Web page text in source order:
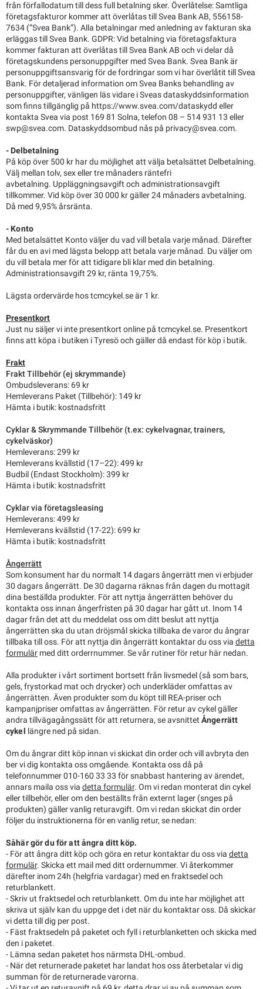
från förfallodatum till dess full betalning sker. Överlåtelse: Samtliga
företagsfakturor kommer att överlåtas till Svea Bank AB, 556158-
7634 (”Svea Bank”). Alla betalningar med anledning av fakturan ska
erläggas till Svea Bank. GDPR: Vid betalning via företagsfaktura
kommer fakturan att överlåtas till Svea Bank AB och vi delar då
företagskundens personuppgifter med Svea Bank. Svea Bank är
personuppgiftsansvarig för de fordringar som vi har överlåtit till Svea
Bank. För detaljerad information om Svea Banks behandling av
personuppgifter, vänligen läs vidare i Sveas dataskyddsinformation
som finns tillgänglig på https://www.svea.com/dataskydd eller
kontakta Svea via post 169 81 Solna, telefon 08 – 514 931 13 eller
swp@svea.com. Dataskyddsombud nås på privacy@svea.com.
- Delbetalning
På köp över 500 kr har du möjlighet att välja betalsättet Delbetalning.
Välj mellan tolv, sex eller tre månaders räntefri
avbetalning. Uppläggningsavgift och administrationsavgift
tillkommer. Vid köp över 30 000 kr gäller 24 månaders avbetalning.
Då med 9,95% årsränta.
- Konto
Med betalsättet Konto väljer du vad vill betala varje månad. Därefter
får du en avi med lägsta belopp att betala varje månad. Du väljer om
du vill betala mer för att tidigare bli klar med din betalning.
Administrationsavgift 29 kr, ränta 19,75%.
Lägsta ordervärde hos tcmcykel.se är 1 kr.
Presentkort
Just nu säljer vi inte presentkort online på tcmcykel.se. Presentkort
finns att köpa i butiken i Tyresö och gäller då endast för köp i butik.
Frakt
Frakt Tillbehör (ej skrymmande)
Ombudsleverans: 69 kr
Hemleverans Paket (Tillbehör): 149 kr
Hämta i butik: kostnadsfritt
Cyklar & Skrymmande Tillbehör (t.ex: cykelvagnar, trainers,
cykelväskor)
Hemleverans: 299 kr
Hemleverans kvällstid (17–22): 499 kr
Budbil (Endast Stockholm): 399 kr
Hämta i butik: kostnadsfritt
Cyklar via företagsleasing
Hemleverans: 499 kr
Hemleverans kvällstid (17-22): 699 kr
Hämta i butik: kostnadsfritt
Ångerrätt
Som konsument har du normalt 14 dagars ångerrätt men vi erbjuder
30 dagars ångerrätt. De 30 dagarna räknas från dagen du mottagit
dina beställda produkter. För att nyttja ångerrätten behöver du
kontakta oss innan ångerfristen på 30 dagar har gått ut. Inom 14
dagar från det att du meddelat oss om ditt beslut att nyttja
ångerrätten ska du utan dröjsmål skicka tillbaka de varor du ångrar
tillbaka till oss. För att nyttja din ångerrätt kontaktar du oss via detta
formulär med ditt orderrnummer. Se vår rutiner för retur här nedan.
Alla produkter i vårt sortiment bortsett från livsmedel (så som bars,
gels, frystorkad mat och drycker) och underkläder omfattas av
ångerrätten. Även produkter som du köpt till REA-priser och
kampanjpriser omfattas av ångerrätten. För retur av cykel gäller
andra tillvägagångssätt för att returnera, se avsnittet Ångerrätt
cykel längre ned på sidan.
Om du ångrar ditt köp innan vi skickat din order och vill avbryta den
ber vi dig kontakta oss omgående. Kontakta oss då på
telefonnummer 010-160 33 33 för snabbast hantering av ärendet,
annars maila oss via detta formulär. Om vi redan monterat din cykel
eller tillbehör, eller om den beställts från externt lager (snges på
produkten) gäller vanlig returavgift. Om vi redan skickat din order
följer du instruktionerna för en vanlig retur, se nedan:
Såhär gör du för att ångra ditt köp.
- För att ångra ditt köp och göra en retur kontaktar du oss via detta
formulär. Skicka ett mail med ditt ordernummer. Vi återkommer
därefter inom 24h (helgfria vardagar) med en fraktsedel och
returblankett.
- Skriv ut fraktsedel och returblankett. Om du inte har möjlighet att
skriva ut själv kan du uppge det i det när du kontaktar oss. Då skickar
vi detta till dig per post.
- Fäst fraktsedeln på paketet och fyll i returblanketten och skicka med
den i paketet.
- Lämna sedan paketet hos närmsta DHL-ombud.
- När det returnerade paketet har landat hos oss återbetalar vi dig
summan för de returnerade varorna.